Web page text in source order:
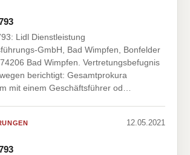
Lidl Dienstleistung
GmbH, Bad Wimpfen, Bonfelder
Bad Wimpfen. Vertretungsbefugnis
berichtigt: Gesamtprokura
mit einem Geschäftsführer od…
12.05.2021